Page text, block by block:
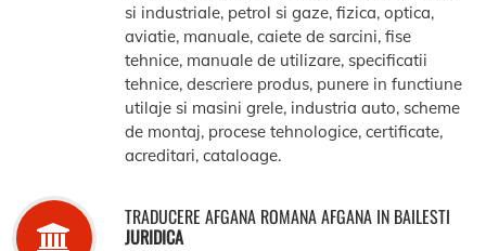
si industriale, petrol si gaze, fizica, optica,
aviatie, manuale, caiete de sarcini, fise
tehnice, manuale de utilizare, specificatii
tehnice, descriere produs, punere in functiune
utilaje si masini grele, industria auto, scheme
de montaj, procese tehnologice, certificate,
acreditari, cataloage.
TRADUCERE AFGANA ROMANA AFGANA IN BAILESTI
JURIDICA